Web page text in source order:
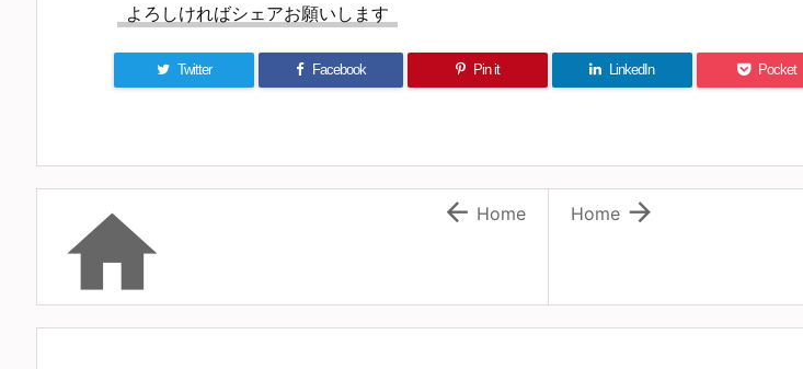
よろしければシェアお願いします
Twitter Facebook Pin it LinkedIn Pocket

Home
  Home